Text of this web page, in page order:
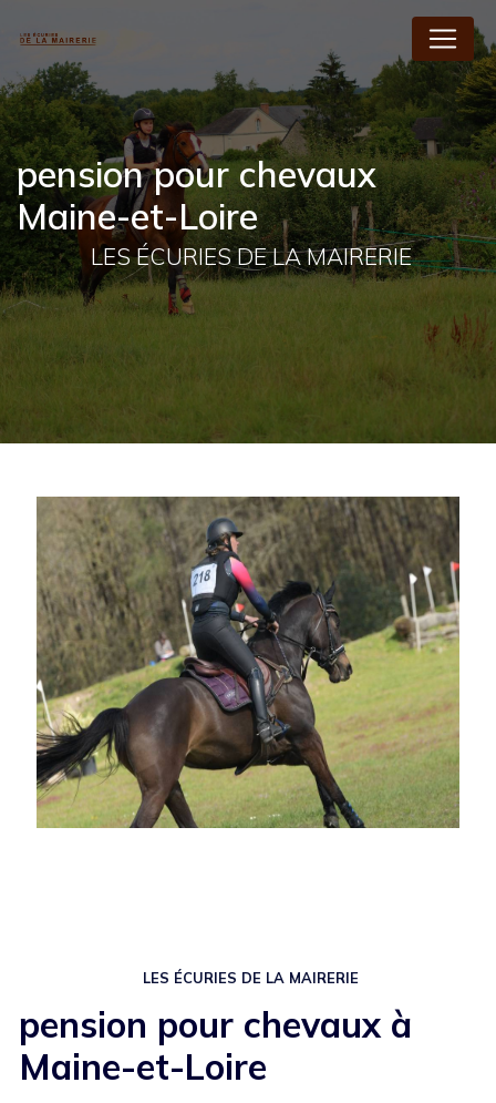
pension pour chevaux
Maine-et-Loire
LES ÉCURIES DE LA MAIRERIE
LES ÉCURIES DE LA MAIRERIE
pension pour chevaux à
Maine-et-Loire